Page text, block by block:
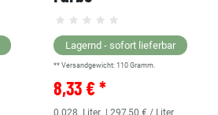
Lagernd - sofort lieferbar
** Versandgewicht: 110 Gramm.
8,33 € *